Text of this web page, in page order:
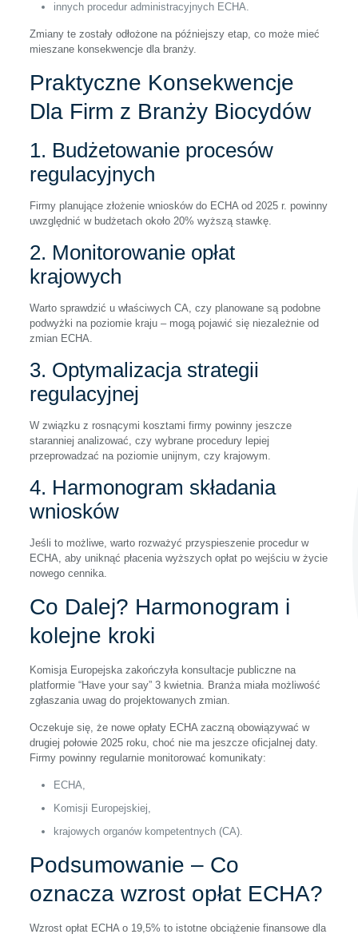
innych procedur administracyjnych ECHA.
Zmiany te zostały odłożone na późniejszy etap, co może mieć
mieszane konsekwencje dla branży.
Praktyczne Konsekwencje
Dla Firm z Branży Biocydów
1. Budżetowanie procesów
regulacyjnych
Firmy planujące złożenie wniosków do ECHA od 2025 r. powinny
uwzględnić w budżetach około 20% wyższą stawkę.
2. Monitorowanie opłat
krajowych
Warto sprawdzić u właściwych CA, czy planowane są podobne
podwyżki na poziomie kraju – mogą pojawić się niezależnie od
zmian ECHA.
3. Optymalizacja strategii
regulacyjnej
W związku z rosnącymi kosztami firmy powinny jeszcze
staranniej analizować, czy wybrane procedury lepiej
przeprowadzać na poziomie unijnym, czy krajowym.
4. Harmonogram składania
wniosków
Jeśli to możliwe, warto rozważyć przyspieszenie procedur w
ECHA, aby uniknąć płacenia wyższych opłat po wejściu w życie
nowego cennika.
Co Dalej? Harmonogram i
kolejne kroki
Komisja Europejska zakończyła konsultacje publiczne na
platformie “Have your say” 3 kwietnia. Branża miała możliwość
zgłaszania uwag do projektowanych zmian.
Oczekuje się, że nowe opłaty ECHA zaczną obowiązywać w
drugiej połowie 2025 roku, choć nie ma jeszcze oficjalnej daty.
Firmy powinny regularnie monitorować komunikaty:
ECHA,
Komisji Europejskiej,
krajowych organów kompetentnych (CA).
Podsumowanie – Co
oznacza wzrost opłat ECHA?
Wzrost opłat ECHA o 19,5% to istotne obciążenie finansowe dla